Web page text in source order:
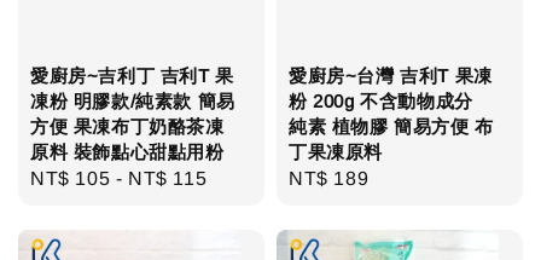
愛廚房~吉利丁 吉利T 果
凍粉 明膠款/純素款 簡易
方便 果凍布丁奶酪茶凍
原料 裝飾點心甜點用粉
Regular
NT$ 105 - NT$ 115
愛廚房~台灣 吉利T 果凍
粉 200g 不含動物成分
純素 植物膠 簡易方便 布
丁果凍原料
Regular
NT$ 189